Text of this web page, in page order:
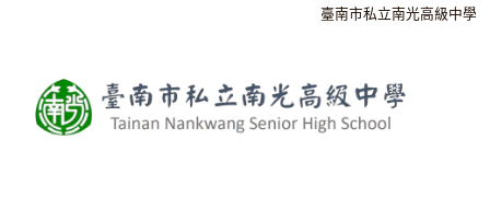
臺南市私立南光高級中學